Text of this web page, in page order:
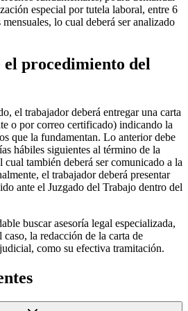
especial por tutela laboral, entre 6
lo cual deberá ser analizado
el procedimiento del
el trabajador deberá entregar una carta
o por correo certificado) indicando la
que la fundamentan. Lo anterior debe
hábiles siguientes al término de la
también deberá ser comunicado a la
el trabajador deberá presentar
ante el Juzgado del Trabajo dentro del
buscar asesoría legal especializada,
la redacción de la carta de
como su efectiva tramitación.